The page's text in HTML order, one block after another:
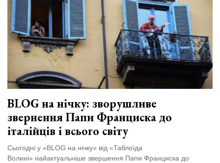
BLOG на нічку: зворушливе
звернення Папи Франциска до
італійців і всього світу
Сьогодні у «BLOG на нічку» від «Таблоїда
Волині» найактуальніше звершення Папи Франциска до